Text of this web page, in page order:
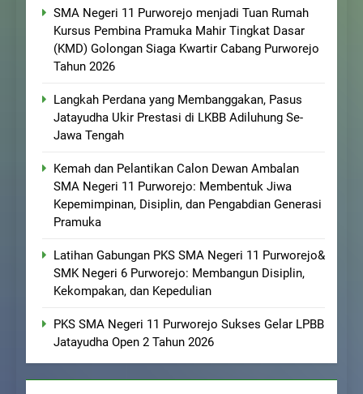
SMA Negeri 11 Purworejo menjadi Tuan Rumah
Kursus Pembina Pramuka Mahir Tingkat Dasar
(KMD) Golongan Siaga Kwartir Cabang Purworejo
Tahun 2026
Langkah Perdana yang Membanggakan, Pasus
Jatayudha Ukir Prestasi di LKBB Adiluhung Se-
Jawa Tengah
Kemah dan Pelantikan Calon Dewan Ambalan
SMA Negeri 11 Purworejo: Membentuk Jiwa
Kepemimpinan, Disiplin, dan Pengabdian Generasi
Pramuka
Latihan Gabungan PKS SMA Negeri 11 Purworejo&
SMK Negeri 6 Purworejo: Membangun Disiplin,
Kekompakan, dan Kepedulian
PKS SMA Negeri 11 Purworejo Sukses Gelar LPBB
Jatayudha Open 2 Tahun 2026